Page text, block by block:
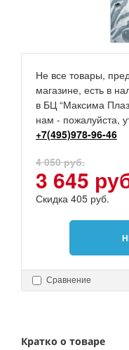
Не все товары,
магазине, есть в
в БЦ “Максима
нам - пожалуйста,
+7(495)978-96-46
4 050 руб.
3 645
Скидка 405 руб.
Сравнение
Кратко о товаре